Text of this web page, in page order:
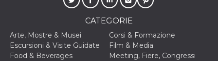
CATEGORIE
Arte, Mostre & Musei
Corsi & Formazione
Escursioni & Visite Guidate
Film & Media
Food & Beverages
Meeting, Fiere, Congressi